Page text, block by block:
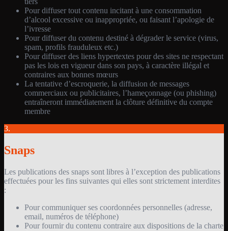
Pour diffuser tout contenu incitant à une consommation
d’alcool excessive ou inappropriée, ou faisant l’apologie de
l’ivresse
Pour diffuser du contenu destiné à dégrader le service (virus,
spam, profils frauduleux etc.)
Pour diffuser des liens hypertextes pour des sites ne respectant
pas les lois en vigueur dans son pays, à caractère illégal et
contraires aux bonnes mœurs
La tentative d’escroquerie, la diffusion de messages
commerciaux ou publicitaires, l’hameçonnage (ou phishing)
entraîneront immédiatement la clôture définitive du compte
membre
3.
Snaps
Les publications des snaps sont libres à l’exception des publications
effectuées pour les fins suivantes qui elles sont strictement interdites
:
Pour communiquer ses coordonnées personnelles (adresse,
email, numéros de téléphone)
Pour fournir du contenu contraire aux dispositions de la charte